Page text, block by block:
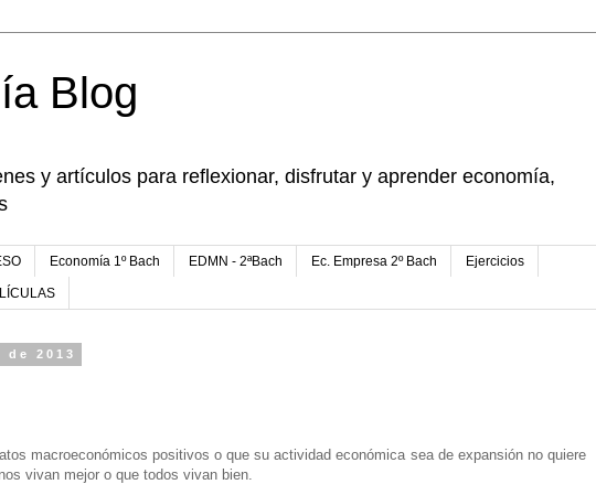
Blog
y artículos para reflexionar, disfrutar y aprender economía,
Economía 1º Bach EDMN - 2ªBach Ec. Empresa 2º Bach Ejercicios
de 2013
macroeconómicos positivos o que su actividad económica sea de expansión no quiere
vivan mejor o que todos vivan bien.